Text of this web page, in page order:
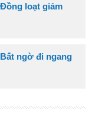
loạt giảm
ngờ đi ngang